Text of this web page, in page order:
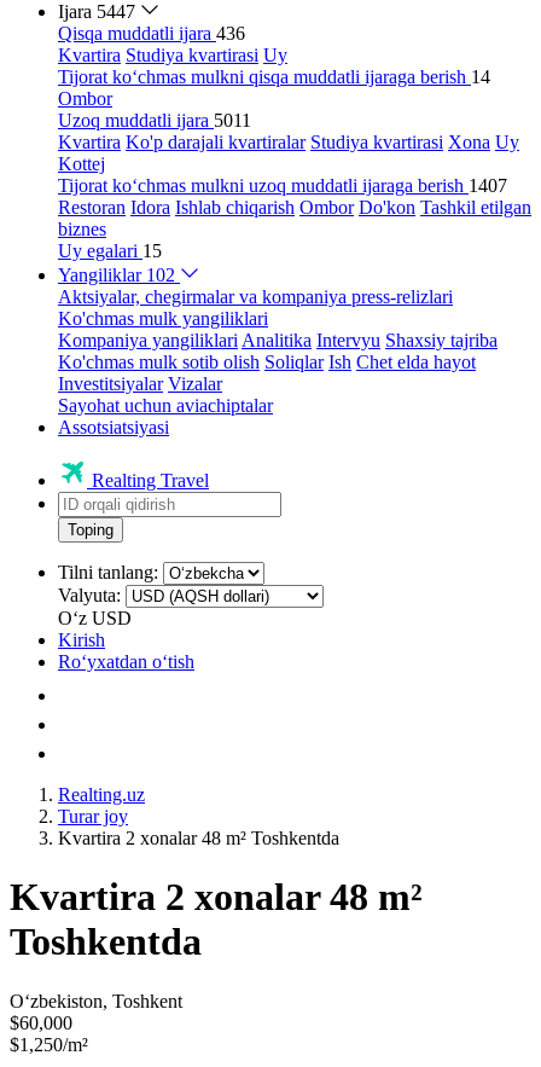
Ijara 5447
Qisqa muddatli ijara 436
Kvartira Studiya kvartirasi Uy
Tijorat ko‘chmas mulkni qisqa muddatli ijaraga berish 14
Ombor
Uzoq muddatli ijara 5011
Kvartira Ko'p darajali kvartiralar Studiya kvartirasi Xona Uy
Kottej
Tijorat ko‘chmas mulkni uzoq muddatli ijaraga berish 1407
Restoran Idora Ishlab chiqarish Ombor Do'kon Tashkil etilgan
biznes
Uy egalari 15
Yangiliklar 102
Aktsiyalar, chegirmalar va kompaniya press-relizlari
Ko'chmas mulk yangiliklari
Kompaniya yangiliklari Analitika Intervyu Shaxsiy tajriba
Ko'chmas mulk sotib olish Soliqlar Ish Chet elda hayot
Investitsiyalar Vizalar
Sayohat uchun aviachiptalar
Assotsiatsiyasi
Realting Travel
Toping
Tilni tanlang:
Valyuta:
Oʻz USD
Kirish
Roʻyxatdan oʻtish
Realting.uz
Turar joy
Kvartira 2 xonalar 48 m² Toshkentda
Kvartira 2 xonalar 48 m²
Toshkentda
Oʻzbekiston, Toshkent
$60,000
$1,250/m²